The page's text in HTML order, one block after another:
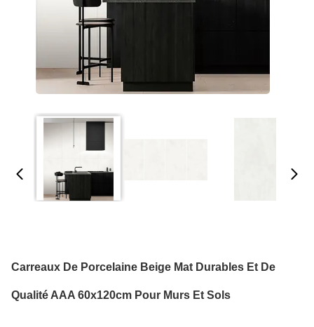
Carreaux De Porcelaine Beige Mat Durables Et De
Qualité AAA 60x120cm Pour Murs Et Sols